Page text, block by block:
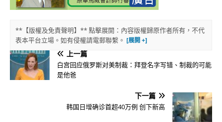
**【版權及免責聲明】** 點擊展開：內容版權歸原作者所有，不代
表本平台立場。如有侵權請電郵聯繫。
上一篇
白宫回应俄罗斯对美制裁：拜登名字写错、制裁的可能
是他爸
下一篇
韩国日增确诊首超40万例 创下新高